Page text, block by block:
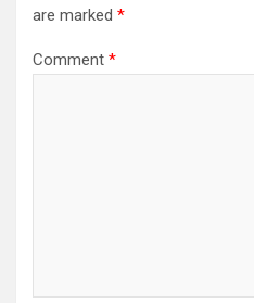
are marked *
Comment *